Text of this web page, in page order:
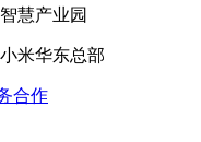
慧产业园
米华东总部
合作